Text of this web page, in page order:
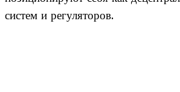
систем и регуляторов.